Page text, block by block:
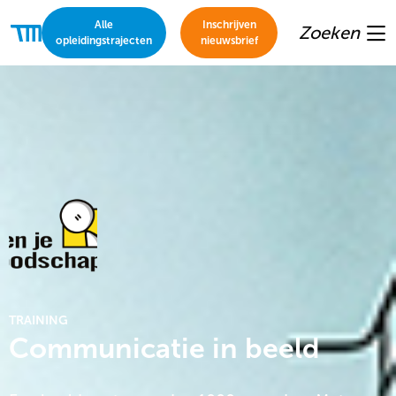
Thomas
Alle
opleidingstrajecten
Inschrijven
nieuwsbrief
Zoeken
TRAINING
Communicatie in beeld